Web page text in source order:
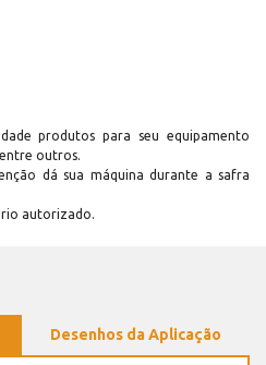
produtos para seu equipamento
outros.
dá sua máquina durante a safra
autorizado.
Desenhos da Aplicação